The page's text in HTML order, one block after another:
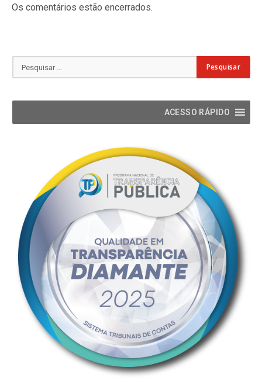
Os comentários estão encerrados.
ACESSO RÁPIDO